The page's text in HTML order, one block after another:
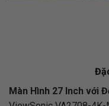
Màn Hình 27 Inch với